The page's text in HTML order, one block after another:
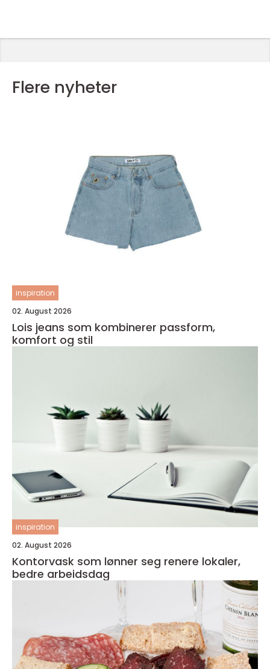
Flere nyheter
inspiration
02. August 2026
Lois jeans som kombinerer passform,
komfort og stil
inspiration
02. August 2026
Kontorvask som lønner seg renere lokaler,
bedre arbeidsdag